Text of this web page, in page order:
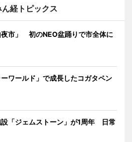
ん経トピックス
市」 初のNEO盆踊りで市全体に
ワールド」で成長したコガタペン
「ジェムストーン」が1周年 日常